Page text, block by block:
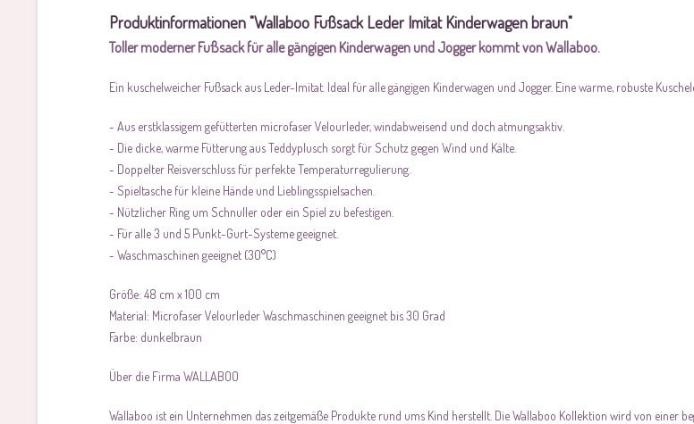
Produktinformationen "Wallaboo Fußsack Leder Imitat Kinderwagen braun"
Toller moderner Fußsack für alle gängigen Kinderwagen und Jogger kommt von Wallaboo.
Ein kuschelweicher Fußsack aus Leder-Imitat. Ideal für alle gängigen Kinderwagen und Jogger. Eine warme, robuste
- Aus erstklassigem gefütterten microfaser Velourleder, windabweisend und doch atmungsaktiv.
- Die dicke, warme Fütterung aus Teddyplusch sorgt für Schutz gegen Wind und Kälte.
- Doppelter Reisverschluss für perfekte Temperaturregulierung.
- Spieltasche für kleine Hände und Lieblingsspielsachen.
- Nützlicher Ring um Schnuller oder ein Spiel zu befestigen.
- Für alle 3 und 5 Punkt-Gurt-Systeme geeignet.
- Waschmaschinen geeignet (30°C)
Größe: 48 cm x 100 cm
Material: Microfaser Velourleder Waschmaschinen geeignet bis 30 Grad
Farbe: dunkelbraun
Über die Firma WALLABOO
Wallaboo ist ein Unternehmen das zeitgemäße Produkte rund ums Kind herstellt. Die Wallaboo Kollektion wird von einer